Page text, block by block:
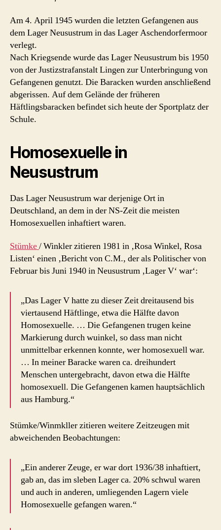
Am 4. April 1945 wurden die letzten Gefangenen aus
dem Lager Neusustrum in das Lager Aschendorfermoor
verlegt.
Nach Kriegsende wurde das Lager Neusustrum bis 1950
von der Justizstrafanstalt Lingen zur Unterbringung von
Gefangenen genutzt. Die Baracken wurden anschließend
abgerissen. Auf dem Gelände der früheren
Häftlingsbaracken befindet sich heute der Sportplatz der
Schule.
Homosexuelle in
Neusustrum
Das Lager Neusustrum war derjenige Ort in
Deutschland, an dem in der NS-Zeit die meisten
Homosexuellen inhaftiert waren.
Stümke/ Winkler zitieren 1981 in ‚Rosa Winkel, Rosa
Listen‘ einen ‚Bericht von C.M., der als Politischer von
Februar bis Juni 1940 in Neusustrum ‚Lager V‘ war‘:
„Das Lager V hatte zu dieser Zeit dreitausend bis
viertausend Häftlinge, etwa die Hälfte davon
Homosexuelle. … Die Gefangenen trugen keine
Markierung durch wuinkel, so dass man nicht
unmittelbar erkennen konnte, wer homosexuell war.
… In meiner Baracke waren ca. dreihundert
Menschen untergebracht, davon etwa die Hälfte
homosexuell. Die Gefangenen kamen hauptsächlich
aus Hamburg.“
Stümke/Winmkller zitieren weitere Zeitzeugen mit
abweichenden Beobachtungen:
„Ein anderer Zeuge, er war dort 1936/38 inhaftiert,
gab an, das im sleben Lager ca. 20% schwul waren
und auch in anderen, umliegenden Lagern viele
Homosexuelle gefangen waren.“